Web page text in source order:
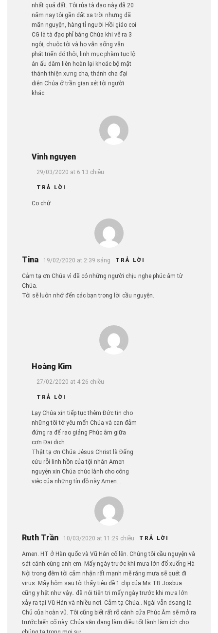
nhất quả đất. Tôi rủa tà đạo này đã 20
năm nay tôi gần đất xa trời nhưng đã
mãn nguyện, hàng tỉ người Hồi giáo coi
CG là tà đạo phỉ báng Chúa khi vẽ ra 3
ngôi, chuộc tội và họ vẫn sống vẫn
phát triển đó thôi, linh mục phàm tục lộ
án ấu dâm liên hoàn lại khoác bộ mặt
thánh thiện xưng cha, thánh cha đại
diện Chúa ở trần gian xét tội người
khác
Vinh nguyen
29/03/2020 at 6:13 chiều
TRẢ LỜI
Co chứ
Tina 19/02/2020 at 2:39 sáng TRẢ LỜI
Cảm tạ ơn Chúa vì đã có những người chịu nghe phúc âm từ
Chúa.
Tôi sẽ luôn nhớ đến các bạn trong lời cầu nguyện.
Hoàng Kim
27/02/2020 at 4:26 chiều
TRẢ LỜI
Lạy Chúa xin tiếp tục thêm Đức tin cho
những tôi tớ yêu mến Chúa và can đảm
đứng ra để rao giảng Phúc âm giữa
cơn Đại dịch.
Thật tạ ơn Chúa Jêsus Christ là Đấng
cứu rỗi linh hồn của tội nhân Amen
nguyện xin Chúa chúc lành cho công
việc của những tín đồ này Amen…
Ruth Trần 10/03/2020 at 11:29 chiều TRẢ LỜI
Amen. HT ở Hàn quốc và Vũ Hán cố lên. Chúng tôi cầu nguyện và
sát cánh cùng anh em. Mấy ngày trước khi mưa lớn đổ xuống Hà
Nội trong đêm tôi cảm nhận rất mạnh mẽ răng mưa sẽ quét đi
virus. Mấy hôm sau tôi thấy tiêu đề 1 clip của Ms TB Josbua
cũng y hệt như vậy.. đã nói tiên tri mấy ngày trước khi mưa lớn
xảy ra tại Vũ Hán và nhiều nơi. Cảm tạ Chúa.. Ngài vẫn dsang là
Chủ của hoàn vũ. Tôi cũng biết rất rõ cánh cửa Phúc Âm sẽ mở ra
trước biến cố này. Chúa vẫn đang làm điều tốt lành làm ích cho